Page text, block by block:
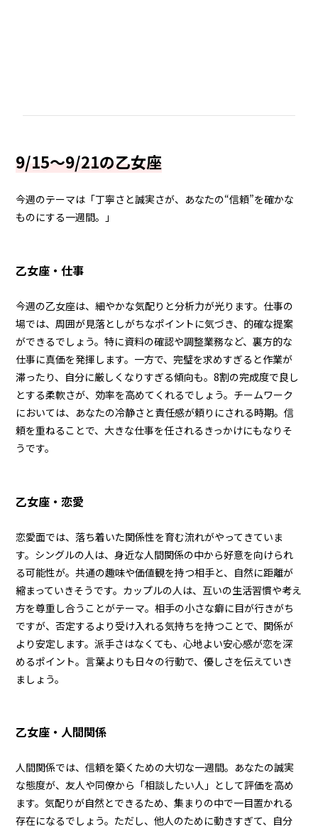
9/15～9/21の乙女座
今週のテーマは「丁寧さと誠実さが、あなたの“信頼”を確かな
ものにする一週間。」
乙女座・仕事
今週の乙女座は、細やかな気配りと分析力が光ります。仕事の
場では、周囲が見落としがちなポイントに気づき、的確な提案
ができるでしょう。特に資料の確認や調整業務など、裏方的な
仕事に真価を発揮します。一方で、完璧を求めすぎると作業が
滞ったり、自分に厳しくなりすぎる傾向も。8割の完成度で良し
とする柔軟さが、効率を高めてくれるでしょう。チームワーク
においては、あなたの冷静さと責任感が頼りにされる時期。信
頼を重ねることで、大きな仕事を任されるきっかけにもなりそ
うです。
乙女座・恋愛
恋愛面では、落ち着いた関係性を育む流れがやってきていま
す。シングルの人は、身近な人間関係の中から好意を向けられ
る可能性が。共通の趣味や価値観を持つ相手と、自然に距離が
縮まっていきそうです。カップルの人は、互いの生活習慣や考え
方を尊重し合うことがテーマ。相手の小さな癖に目が行きがち
ですが、否定するより受け入れる気持ちを持つことで、関係が
より安定します。派手さはなくても、心地よい安心感が恋を深
めるポイント。言葉よりも日々の行動で、優しさを伝えていき
ましょう。
乙女座・人間関係
人間関係では、信頼を築くための大切な一週間。あなたの誠実
な態度が、友人や同僚から「相談したい人」として評価を高め
ます。気配りが自然とできるため、集まりの中で一目置かれる
存在になるでしょう。ただし、他人のために動きすぎて、自分